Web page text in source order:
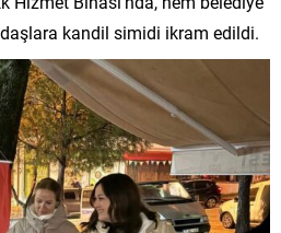
kandil simidi ikram edildi.